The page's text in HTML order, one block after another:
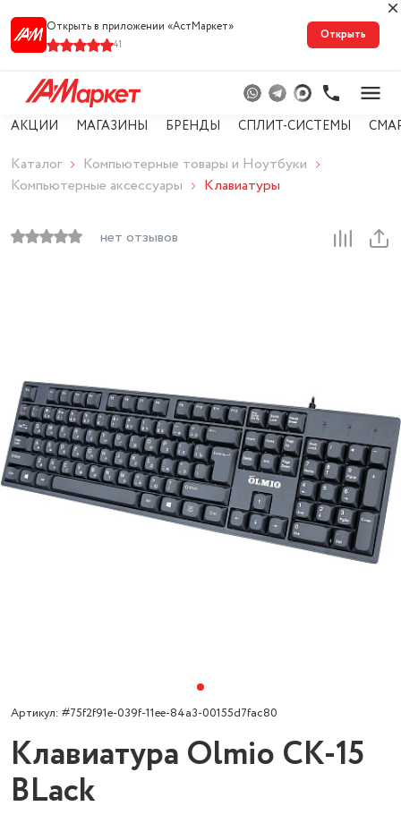
Открыть в приложении «АстМарке‪т‬»
41
Открыть
АКЦИИ МАГАЗИНЫ БРЕНДЫ СПЛИТ-СИСТЕМЫ
Каталог
Компьютерные товары и Ноутбуки
Компьютерные аксессуары
Клавиатуры
нет отзывов
Артикул: #75f2f91e-039f-11ee-84a3-00155d7fac80
Клавиатура Olmio CK-15
BLack